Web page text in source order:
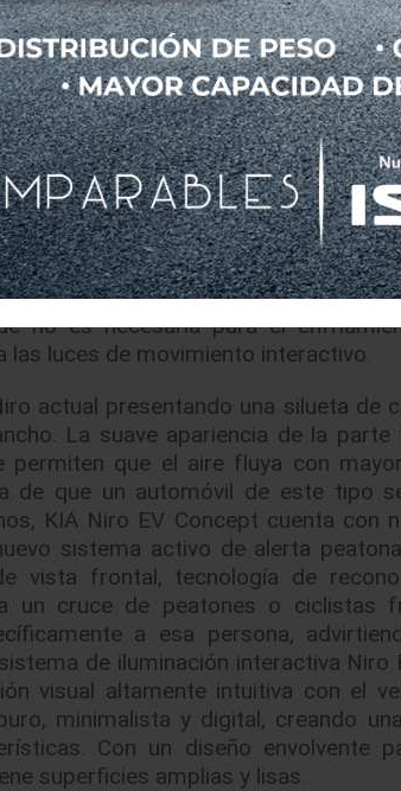
los vehículos eco-amigables
con el medio ambiente para los
híbridos, híbridos enchufables,
parte de esta estrategia, KIA
primera ocasión en China en
de producción.
compacta con la alta eficiencia de
el siguiente paso en el
una SUV totalmente eléctrica,
el aire se deslice suavemente
no es necesaria para el
luces de movimiento interactivo.
actual presentando una silueta de
La suave apariencia de la
permiten que el aire fluya con
de que un automóvil de este tipo
KIA Niro EV Concept cuenta con
sistema activo de alerta
vista frontal, tecnología de
un cruce de peatones o ciclistas
a esa persona,
de iluminación interactiva Niro
visual altamente intuitiva con el
minimalista y digital, creando
Con un diseño envolvente
superficies amplias y lisas.